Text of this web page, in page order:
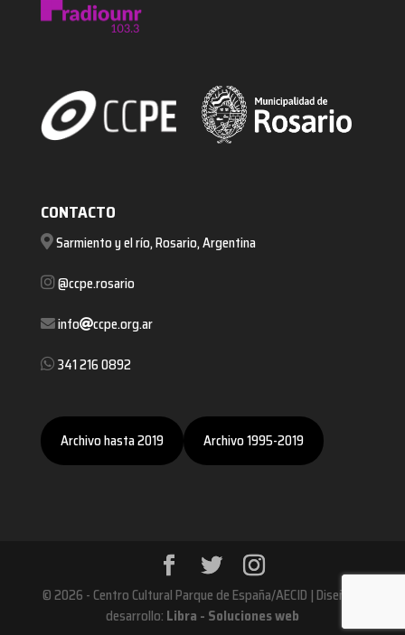
CONTACTO
Sarmiento y el río, Rosario, Argentina
@ccpe.rosario
info
ccpe.org.ar
341 216 0892
Archivo hasta 2019 Archivo 1995-2019
© 2026 - Centro Cultural Parque de España/AECID | Diseño y
desarrollo: Libra - Soluciones web